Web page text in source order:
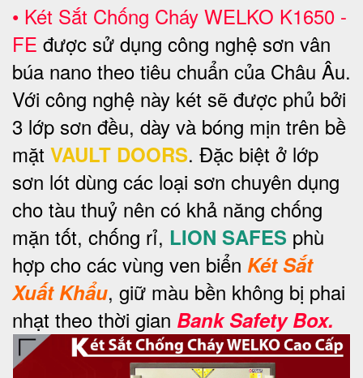
• Két Sắt Chống Cháy WELKO K1650 -
FE được sử dụng công nghệ sơn vân
búa nano theo tiêu chuẩn của Châu Âu.
Với công nghệ này két sẽ được phủ bởi
3 lớp sơn đều, dày và bóng mịn trên bề
mặt VAULT DOORS. Đặc biệt ở lớp
sơn lót dùng các loại sơn chuyên dụng
cho tàu thuỷ nên có khả năng chống
mặn tốt, chống rỉ, LION SAFES phù
hợp cho các vùng ven biển Két Sắt
Xuất Khẩu, giữ màu bền không bị phai
nhạt theo thời gian Bank Safety Box.